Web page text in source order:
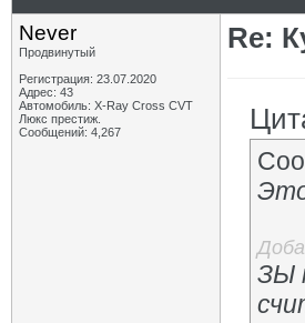
Never
Продвинутый
Регистрация: 23.07.2020
Адрес: 43
Автомобиль: X-Ray Cross CVT
Люкс престиж.
Сообщений: 4,267
Re:
ЗЫ